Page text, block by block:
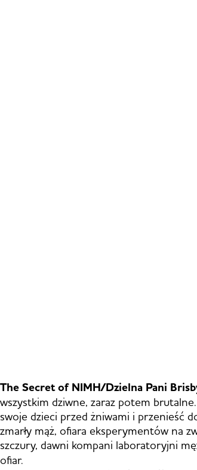
The Secret of NIMH/Dzielna Pani
wszystkim dziwne, zaraz potem
swoje dzieci przed żniwami i przenieść
zmarły mąż, ofiara eksperymentów na
szczury, dawni kompani laboratoryjni
ofiar.